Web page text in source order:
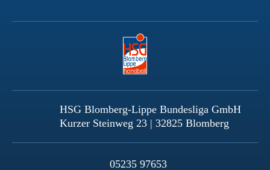
HSG Blomberg-Lippe Bundesliga GmbH
Kurzer Steinweg 23 | 32825 Blomberg
05235 97653